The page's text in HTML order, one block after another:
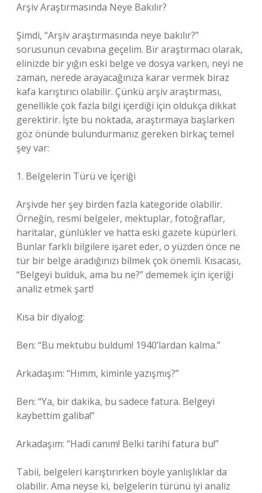
Arşiv Araştırmasında Neye Bakılır?
Şimdi, “Arşiv araştırmasında neye bakılır?”
sorusunun cevabına geçelim. Bir araştırmacı olarak,
elinizde bir yığın eski belge ve dosya varken, neyi ne
zaman, nerede arayacağınıza karar vermek biraz
kafa karıştırıcı olabilir. Çünkü arşiv araştırması,
genellikle çok fazla bilgi içerdiği için oldukça dikkat
gerektirir. İşte bu noktada, araştırmaya başlarken
göz önünde bulundurmanız gereken birkaç temel
şey var:
1. Belgelerin Türü ve İçeriği
Arşivde her şey birden fazla kategoride olabilir.
Örneğin, resmi belgeler, mektuplar, fotoğraflar,
haritalar, günlükler ve hatta eski gazete küpürleri.
Bunlar farklı bilgilere işaret eder, o yüzden önce ne
tür bir belge aradığınızı bilmek çok önemli. Kısacası,
“Belgeyi bulduk, ama bu ne?” dememek için içeriği
analiz etmek şart!
Kısa bir diyalog:
Ben: “Bu mektubu buldum! 1940’lardan kalma.”
Arkadaşım: “Hımm, kiminle yazışmış?”
Ben: “Ya, bir dakika, bu sadece fatura. Belgeyi
kaybettim galiba!”
Arkadaşım: “Hadi canım! Belki tarihi fatura bu!”
Tabii, belgeleri karıştırırken böyle yanlışlıklar da
olabilir. Ama neyse ki, belgelerin türünü iyi analiz